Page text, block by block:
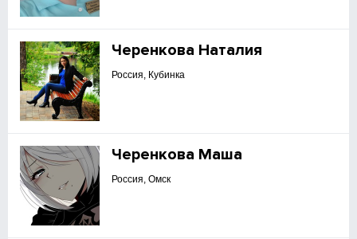
Черенкова Наталия
Россия, Кубинка
Черенкова Маша
Россия, Омск